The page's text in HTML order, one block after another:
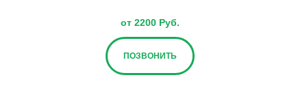
от 2200 Руб.
ПОЗВОНИТЬ